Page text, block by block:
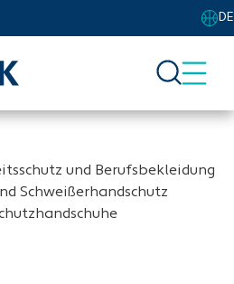
DE
und Berufsbekleidung
Schweißerhandschutz